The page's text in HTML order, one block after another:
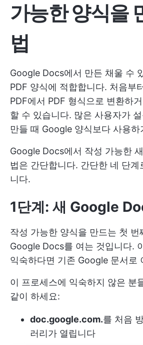
가능한 양식을
법
Google Docs에서 만든 채울 수
PDF 양식에 적합합니다. 처음부
PDF에서 PDF 형식으로 변환하
할 수 있습니다. 많은 사용자가
만들 때 Google 양식보다 사용
Google Docs에서 작성 가능한
법은 간단합니다. 간단한 네 단계
니다.
1단계: 새 Google
작성 가능한 양식을 만드는 첫 번
Google Docs를 여는 것입니다.
익숙하다면 기존 Google 문서로
이 프로세스에 익숙하지 않은 분
같이 하세요:
doc.google.com.를 처음
러리가 열립니다